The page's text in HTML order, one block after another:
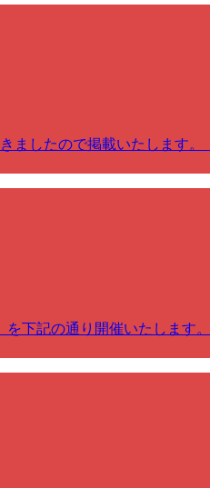
ましたので掲載いたします
下記の通り開催いたします